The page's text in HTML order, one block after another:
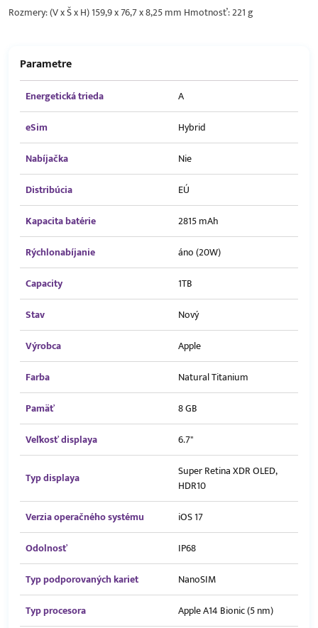
Rozmery: (V x Š x H) 159,9 x 76,7 x 8,25 mm Hmotnosť: 221 g
Parametre
Energetická trieda
A
eSim
Hybrid
Nabíjačka
Nie
Distribúcia
EÚ
Kapacita batérie
2815 mAh
Rýchlonabíjanie
áno (20W)
Capacity
1TB
Stav
Nový
Výrobca
Apple
Farba
Natural Titanium
Pamäť
8 GB
Veľkosť displaya
6.7"
Typ displaya
Super Retina XDR OLED,
HDR10
Verzia operačného systému
iOS 17
Odolnosť
IP68
Typ podporovaných kariet
NanoSIM
Typ procesora
Apple A14 Bionic (5 nm)